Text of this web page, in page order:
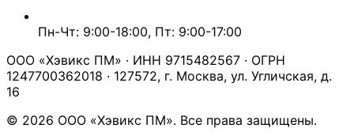
Пн-Чт: 9:00-18:00, Пт: 9:00-17:00
ООО «Хэвикс ПМ» · ИНН 9715482567 · ОГРН
1247700362018 · 127572, г. Москва, ул. Угличская, д.
16
© 2026 ООО «Хэвикс ПМ». Все права защищены.